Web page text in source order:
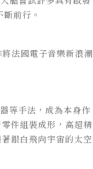
前行。
法國電子音樂新浪潮
等手法，成為本身作
件組裝成形，高超精
銀白飛向宇宙的太空